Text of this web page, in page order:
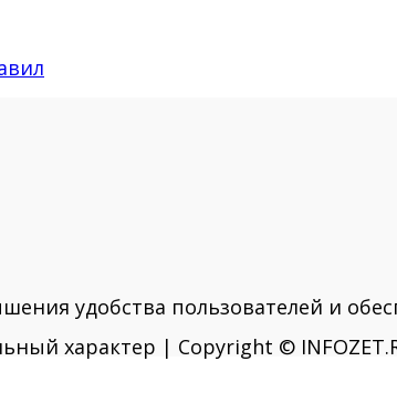
удобства пользователей и
характер | Copyright ©